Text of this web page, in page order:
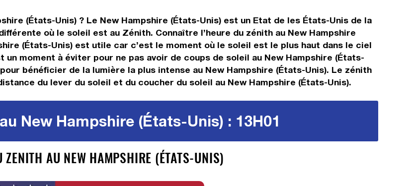
(États-Unis) ? Le New Hampshire (États-Unis) est un Etat de les États-Unis de la
où le soleil est au Zénith. Connaître l’heure du zénith au New Hampshire
(États-Unis) est utile car c’est le moment où le soleil est le plus haut dans le ciel
un moment à éviter pour ne pas avoir de coups de soleil au New Hampshire (États-
bénéficier de la lumière la plus intense au New Hampshire (États-Unis). Le zénith
du lever du soleil et du coucher du soleil au New Hampshire (États-Unis).
New Hampshire (États-Unis) : 13H01
AU NEW HAMPSHIRE (ÉTATS-UNIS)